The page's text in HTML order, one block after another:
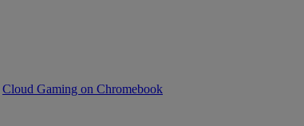
Cloud Gaming on Chromebook